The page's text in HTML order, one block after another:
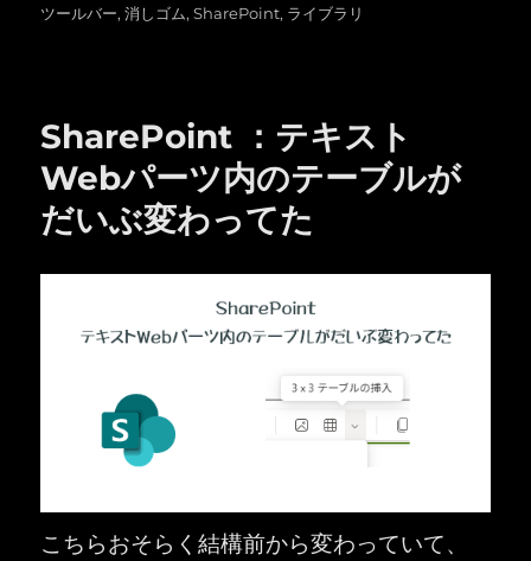
日:
ゴ
グ
ツールバー,消しゴム,SharePoint, ライブラリ
SharePoint ：テキスト
Webパーツ内のテーブルが
だいぶ変わってた
こちらおそらく結構前から変わっていて、